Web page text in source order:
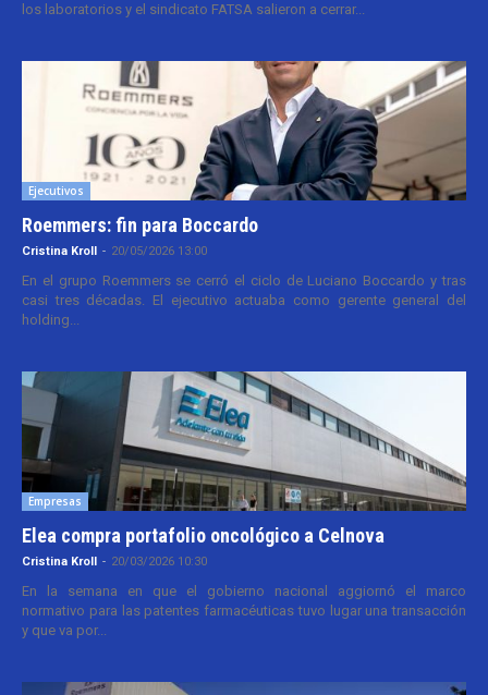
los laboratorios y el sindicato FATSA salieron a cerrar...
Ejecutivos
Roemmers: fin para Boccardo
Cristina Kroll - 20/05/2026 13:00
En el grupo Roemmers se cerró el ciclo de Luciano Boccardo y tras
casi tres décadas. El ejecutivo actuaba como gerente general del
holding...
Empresas
Elea compra portafolio oncológico a Celnova
Cristina Kroll - 20/03/2026 10:30
En la semana en que el gobierno nacional aggiornó el marco
normativo para las patentes farmacéuticas tuvo lugar una transacción
y que va por...